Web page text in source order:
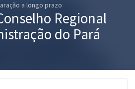
a longo prazo
Regional
do Pará